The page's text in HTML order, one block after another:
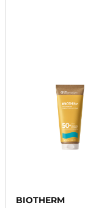
BIOTHERM